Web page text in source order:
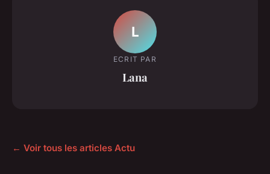
L
ECRIT PAR
Lana
← Voir tous les articles Actu